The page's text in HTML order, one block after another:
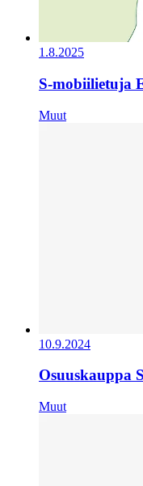
1.8.2025
S-mobiilietuja
Muut
10.9.2024
Osuuskauppa
Muut